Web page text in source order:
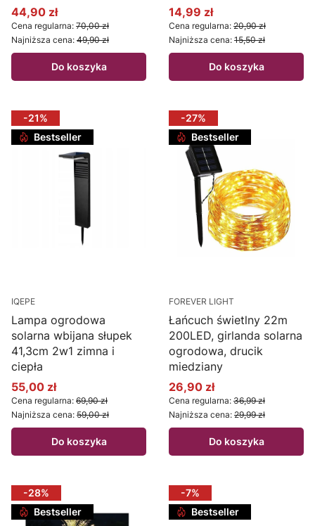
Cena promocyjna
44,90 zł
Cena regularna: 70,00 zł
Najniższa cena: 49,90 zł
Do koszyka
Cena promocyjna
14,99 zł
Cena regularna: 20,90 zł
Najniższa cena: 15,50 zł
Do koszyka
-21%
Bestseller
IQEPE
Lampa ogrodowa
solarna wbijana słupek
41,3cm 2w1 zimna i
ciepła
Cena promocyjna
55,00 zł
Cena regularna: 69,90 zł
Najniższa cena: 59,00 zł
Do koszyka
-27%
Bestseller
FOREVER LIGHT
Łańcuch świetlny 22m
200LED, girlanda solarna
ogrodowa, drucik
miedziany
Cena promocyjna
26,90 zł
Cena regularna: 36,99 zł
Najniższa cena: 29,99 zł
Do koszyka
-28%
Bestseller
-7%
Bestseller